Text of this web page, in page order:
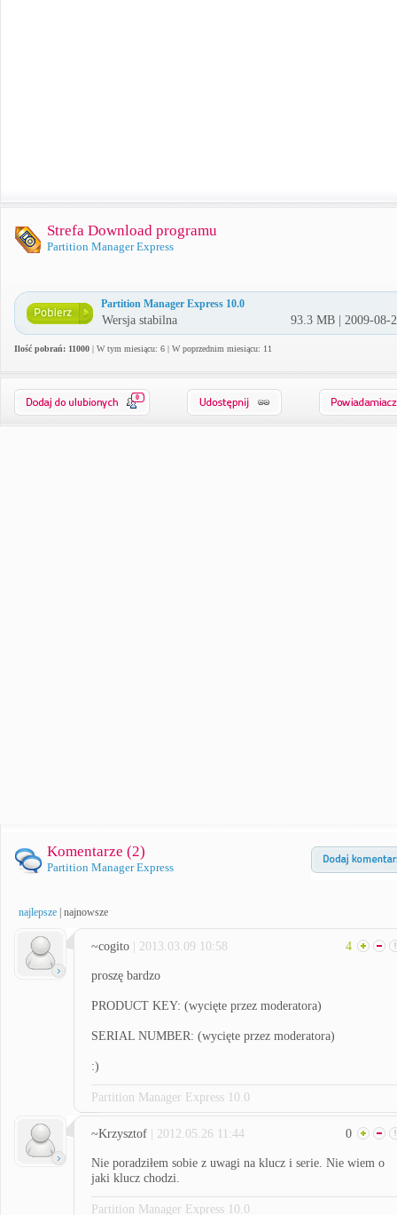
Strefa Download programu
Partition Manager Express
Partition Manager Express 10.0
Wersja stabilna 93.3 MB | 2009-08-
Ilość pobrań: 11000 | W tym miesiącu: 6 | W poprzednim miesiącu: 11
0
Komentarze (2)
Partition Manager Express
najlepsze najnowsze
~cogito | 2013.03.09 10:58 4
proszę bardzo
PRODUCT KEY: (wycięte przez moderatora)
SERIAL NUMBER: (wycięte przez moderatora)
:)
Partition Manager Express 10.0
~Krzysztof | 2012.05.26 11:44 0
Nie poradziłem sobie z uwagi na klucz i serie. Nie wiem o
jaki klucz chodzi.
Partition Manager Express 10.0